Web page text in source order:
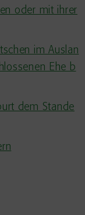
oder mit ihrer
im Auslan
Ehe b
dem Stande